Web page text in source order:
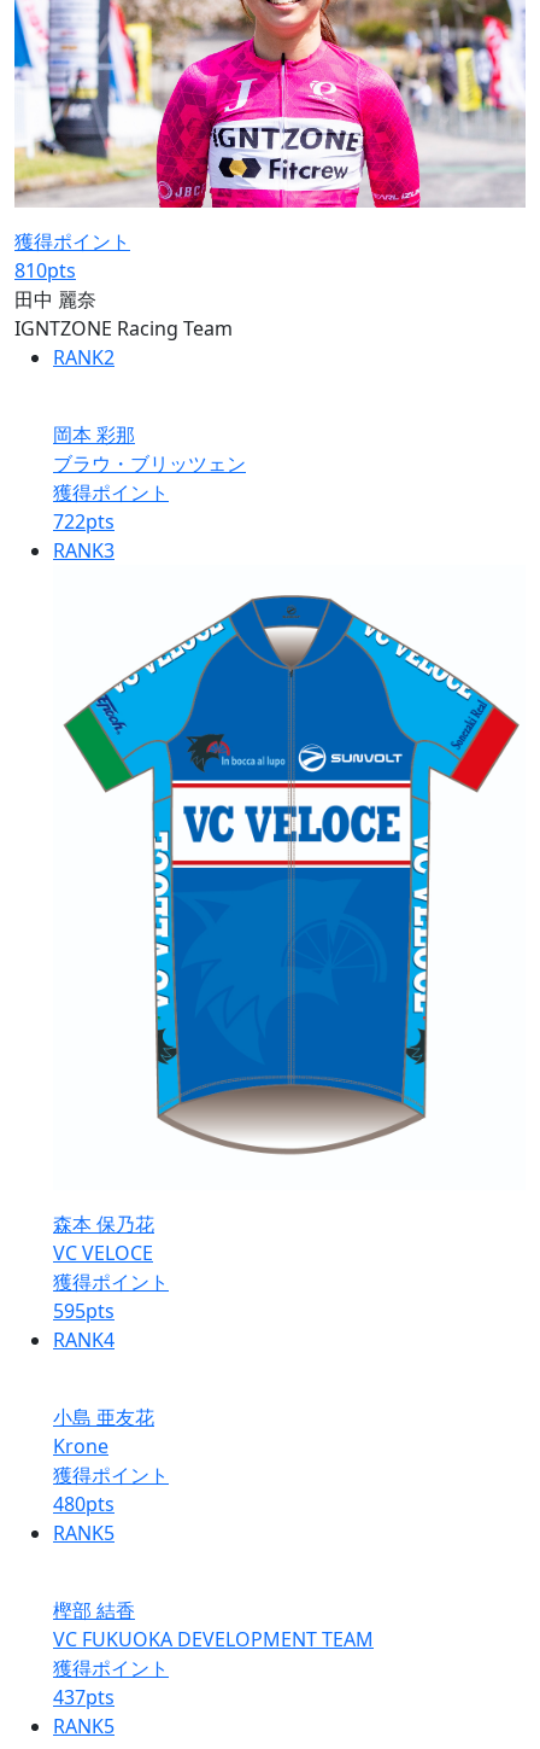
獲得ポイント
810pts
田中 麗奈
IGNTZONE Racing Team
RANK2
岡本 彩那
ブラウ・ブリッツェン
獲得ポイント
722pts
RANK3
森本 保乃花
VC VELOCE
獲得ポイント
595pts
RANK4
小島 亜友花
Krone
獲得ポイント
480pts
RANK5
樫部 結香
VC FUKUOKA DEVELOPMENT TEAM
獲得ポイント
437pts
RANK5